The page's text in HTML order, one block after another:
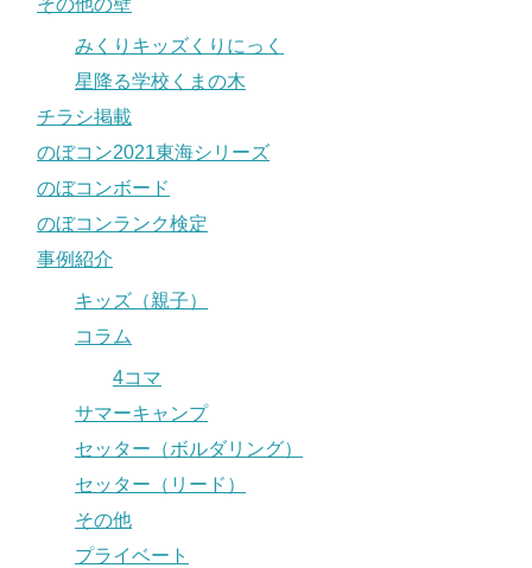
その他の壁
みくりキッズくりにっく
星降る学校くまの木
チラシ掲載
のぼコン2021東海シリーズ
のぼコンボード
のぼコンランク検定
事例紹介
キッズ（親子）
コラム
4コマ
サマーキャンプ
セッター（ボルダリング）
セッター（リード）
その他
プライベート